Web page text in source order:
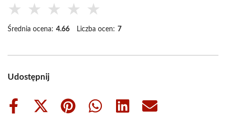
★ ★ ★ ★ ★
Średnia ocena: 4.66 Liczba ocen: 7
Udostępnij
Share
Share
Share
Share
Share
Share